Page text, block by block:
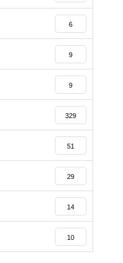
6
9
9
329
51
29
14
10